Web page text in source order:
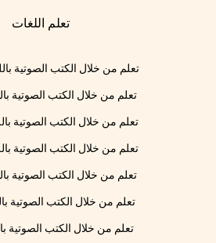
تعلم اللغات
تعلم من خلال الكتب الصوتية
تعلم من خلال الكتب الصوتية
تعلم من خلال الكتب الصوتية
تعلم من خلال الكتب الصوتية
تعلم من خلال الكتب الصوتية
تعلم من خلال الكتب الصوتية
تعلم من خلال الكتب الصوتية